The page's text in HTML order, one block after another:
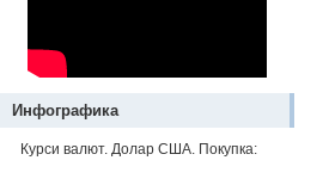
Инфографика
Курси валют. Долар США. Покупка: